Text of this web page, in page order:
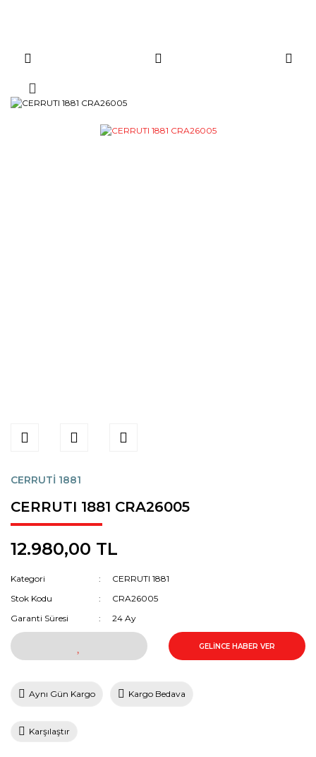
CERRUTİ 1881
CERRUTI 1881 CRA26005
12.980,00 TL
Kategori
CERRUTI 1881
Stok Kodu
CRA26005
Garanti Süresi
24 Ay
GELİNCE HABER VER
Aynı Gün Kargo Kargo Bedava
Karşılaştır